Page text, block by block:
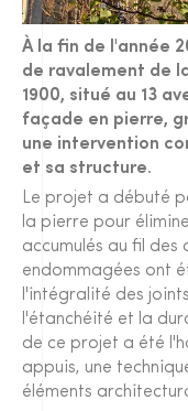
À la fin de l'année
de ravalement de
1900, situé au 13
façade en pierre,
une intervention
et sa structure.
Le projet a débuté
la pierre pour
accumulés au fil des
endommagées ont
l'intégralité des
l'étanchéité et la
de ce projet a été
appuis, une
éléments